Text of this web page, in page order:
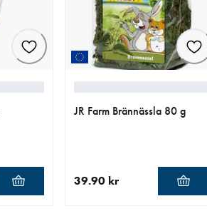
JR Farm Brännässla 80 g
39.90 kr